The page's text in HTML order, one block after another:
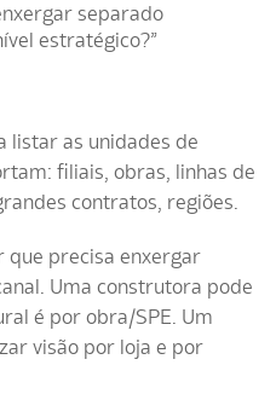
separado
estratégico?”
listar as unidades de
filiais, obras, linhas de
contratos, regiões.
que precisa enxergar
Uma construtora pode
é por obra/SPE. Um
visão por loja e por